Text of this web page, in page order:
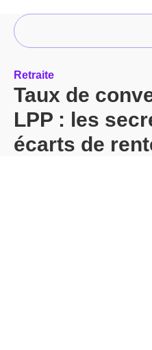
Retraite
Taux de
LPP : les
écarts de